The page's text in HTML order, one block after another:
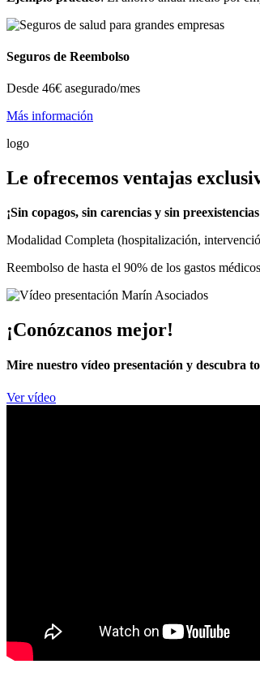
Seguros de Reembolso
Desde 46€ asegurado/mes
Más información
logo
Le ofrecemos ventajas
¡Sin copagos, sin carencias y sin
Modalidad Completa (hospitalización,
Reembolso de hasta el 90% de los gastos
¡Conózcanos mejor!
Mire nuestro vídeo presentación y descubra
Ver vídeo